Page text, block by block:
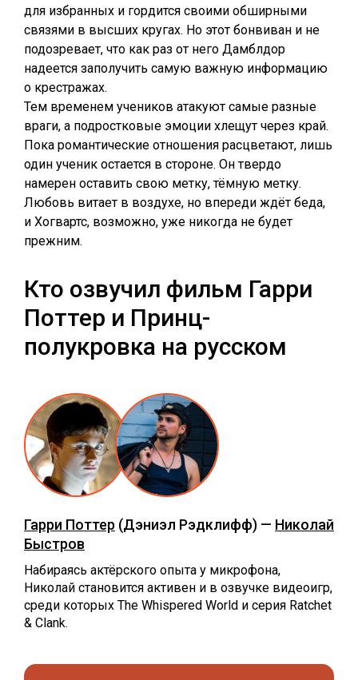
для избранных и гордится своими обширными
связями в высших кругах. Но этот бонвиван и не
подозревает, что как раз от него Дамблдор
надеется заполучить самую важную информацию
о крестражах.
Тем временем учеников атакуют самые разные
враги, а подростковые эмоции хлещут через край.
Пока романтические отношения расцветают, лишь
один ученик остается в стороне. Он твердо
намерен оставить свою метку, тёмную метку.
Любовь витает в воздухе, но впереди ждёт беда,
и Хогвартс, возможно, уже никогда не будет
прежним.
Кто озвучил фильм Гарри
Поттер и Принц-
полукровка на русском
Гарри Поттер (Дэниэл Рэдклифф) — Николай
Быстров
Набираясь актёрского опыта у микрофона,
Николай становится активен и в озвучке видеоигр,
среди которых The Whispered World и серия Ratchet
& Clank.